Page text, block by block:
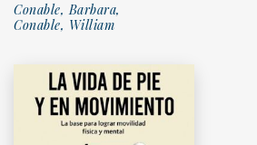
Conable, Barbara,
Conable, William